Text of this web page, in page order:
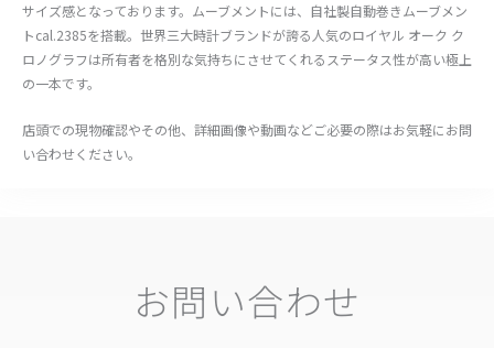
サイズ感となっております。ムーブメントには、自社製自動巻きムーブメン
トcal.2385を搭載。世界三大時計ブランドが誇る人気のロイヤル オーク ク
ロノグラフは所有者を格別な気持ちにさせてくれるステータス性が高い極上
の一本です。
店頭での現物確認やその他、詳細画像や動画などご必要の際はお気軽にお問
い合わせください。
お問い合わせ